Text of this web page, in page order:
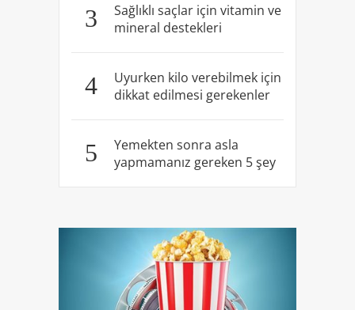
3
Sağlıklı saçlar için vitamin ve
mineral destekleri
4
Uyurken kilo verebilmek için
dikkat edilmesi gerekenler
5
Yemekten sonra asla
yapmamanız gereken 5 şey